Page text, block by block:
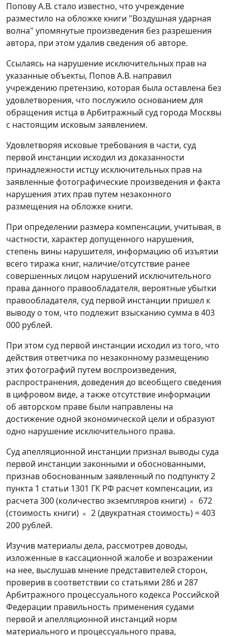
Попову А.В. стало известно, что учреждение
разместило на обложке книги "Воздушная ударная
волна" упомянутые произведения без разрешения
автора, при этом удалив сведения об авторе.
Ссылаясь на нарушение исключительных прав на
указанные объекты, Попов А.В. направил
учреждению претензию, которая была оставлена без
удовлетворения, что послужило основанием для
обращения истца в Арбитражный суд города Москвы
с настоящим исковым заявлением.
Удовлетворяя исковые требования в части, суд
первой инстанции исходил из доказанности
принадлежности истцу исключительных прав на
заявленные фотографические произведения и факта
нарушения этих прав путем незаконного
размещения на обложке книги.
При определении размера компенсации, учитывая, в
частности, характер допущенного нарушения,
степень вины нарушителя, информацию об изъятии
всего тиража книг, наличие/отсутствие ранее
совершенных лицом нарушений исключительного
права данного правообладателя, вероятные убытки
правообладателя, суд первой инстанции пришел к
выводу о том, что подлежит взысканию сумма в 403
000 рублей.
При этом суд первой инстанции исходил из того, что
действия ответчика по незаконному размещению
этих фотографий путем воспроизведения,
распространения, доведения до всеобщего сведения
в цифровом виде, а также отсутствие информации
об авторском праве были направлены на
достижение одной экономической цели и образуют
одно нарушение исключительного права.
Суд апелляционной инстанции признал выводы суда
первой инстанции законными и обоснованными,
признав обоснованным заявленный по подпункту 2
пункта 1 статьи 1301 ГК РФ расчет компенсации, из
расчета 300 (количество экземпляров книги)
672
(стоимость книги)
2 (двукратная стоимость) = 403
200 рублей.
Изучив материалы дела, рассмотрев доводы,
изложенные в кассационной жалобе и возражении
на нее, выслушав мнение представителей сторон,
проверив в соответствии со статьями 286 и 287
Арбитражного процессуального кодекса Российской
Федерации правильность применения судами
первой и апелляционной инстанций норм
материального и процессуального права,